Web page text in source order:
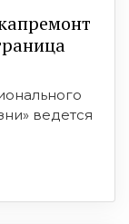
ведется